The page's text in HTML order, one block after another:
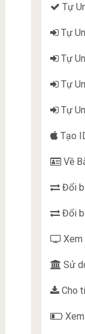
Tự
Tự
Tự
Tự
Tự
Tạo
Về
Đổi
Đổi
Xem
Sử
Cho
Xem